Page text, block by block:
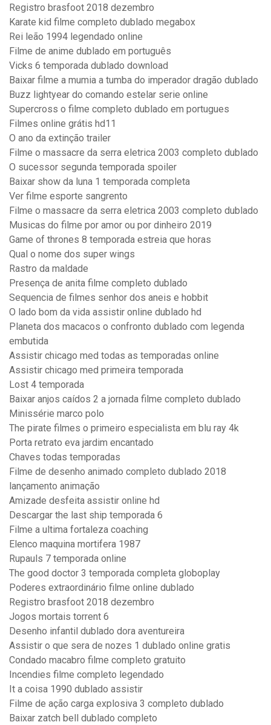
Registro brasfoot 2018 dezembro
Karate kid filme completo dublado megabox
Rei leão 1994 legendado online
Filme de anime dublado em português
Vicks 6 temporada dublado download
Baixar filme a mumia a tumba do imperador dragão dublado
Buzz lightyear do comando estelar serie online
Supercross o filme completo dublado em portugues
Filmes online grátis hd11
O ano da extinção trailer
Filme o massacre da serra eletrica 2003 completo dublado
O sucessor segunda temporada spoiler
Baixar show da luna 1 temporada completa
Ver filme esporte sangrento
Filme o massacre da serra eletrica 2003 completo dublado
Musicas do filme por amor ou por dinheiro 2019
Game of thrones 8 temporada estreia que horas
Qual o nome dos super wings
Rastro da maldade
Presença de anita filme completo dublado
Sequencia de filmes senhor dos aneis e hobbit
O lado bom da vida assistir online dublado hd
Planeta dos macacos o confronto dublado com legenda
embutida
Assistir chicago med todas as temporadas online
Assistir chicago med primeira temporada
Lost 4 temporada
Baixar anjos caídos 2 a jornada filme completo dublado
Minissérie marco polo
The pirate filmes o primeiro especialista em blu ray 4k
Porta retrato eva jardim encantado
Chaves todas temporadas
Filme de desenho animado completo dublado 2018
lançamento animação
Amizade desfeita assistir online hd
Descargar the last ship temporada 6
Filme a ultima fortaleza coaching
Elenco maquina mortifera 1987
Rupauls 7 temporada online
The good doctor 3 temporada completa globoplay
Poderes extraordinário filme online dublado
Registro brasfoot 2018 dezembro
Jogos mortais torrent 6
Desenho infantil dublado dora aventureira
Assistir o que sera de nozes 1 dublado online gratis
Condado macabro filme completo gratuito
Incendies filme completo legendado
It a coisa 1990 dublado assistir
Filme de ação carga explosiva 3 completo dublado
Baixar zatch bell dublado completo